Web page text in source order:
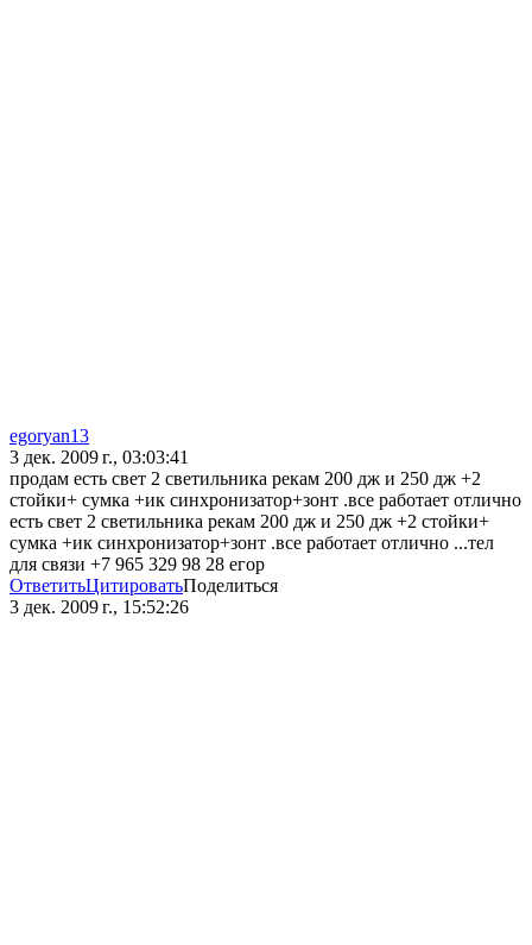
egoryan13
3 дек. 2009 г., 03:03:41
продам есть свет 2 светильника рекам 200 дж и 250 дж +2
стойки+ сумка +ик синхронизатор+зонт .все работает отлично
есть свет 2 светильника рекам 200 дж и 250 дж +2 стойки+
сумка +ик синхронизатор+зонт .все работает отлично ...тел
для связи +7 965 329 98 28 егор
ОтветитьЦитироватьПоделиться
3 дек. 2009 г., 15:52:26